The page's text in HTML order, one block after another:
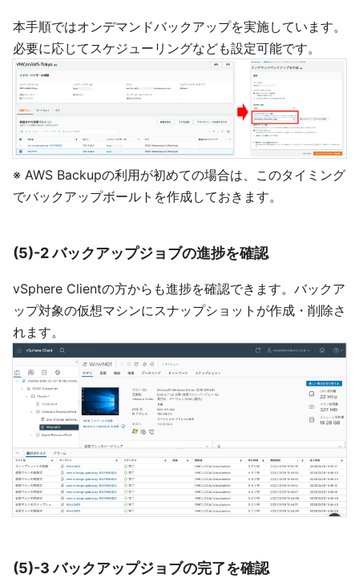
本手順ではオンデマンドバックアップを実施しています。
必要に応じてスケジューリングなども設定可能です。
※ AWS Backupの利用が初めての場合は、このタイミング
でバックアップボールトを作成しておきます。
(5)-2 バックアップジョブの進捗を確認
vSphere Clientの方からも進捗を確認できます。バックア
ップ対象の仮想マシンにスナップショットが作成・削除さ
れます。
(5)-3 バックアップジョブの完了を確認